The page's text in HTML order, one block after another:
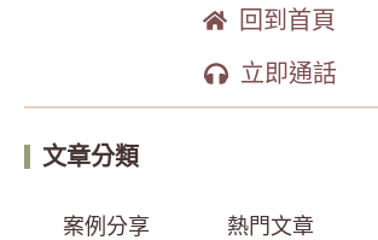
回到首頁
立即通話
文章分類
案例分享 熱門文章